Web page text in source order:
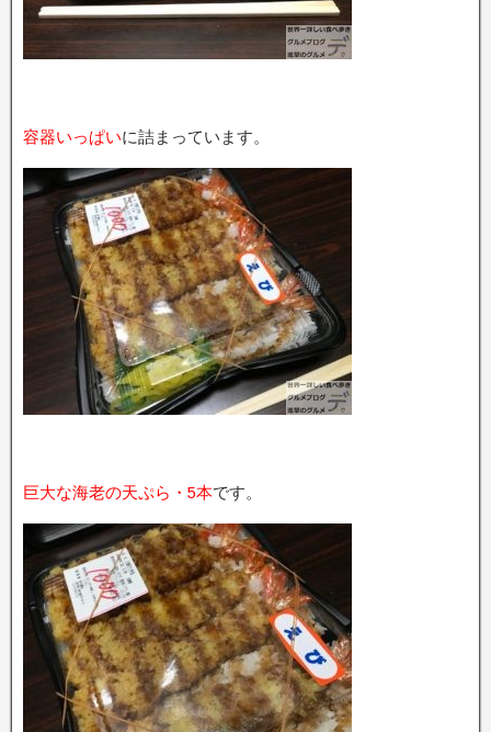
容器いっぱいに詰まっています。
巨大な海老の天ぷら・5本です。